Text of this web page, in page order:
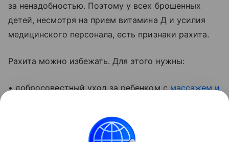
за ненадобностью. Поэтому у всех брошенных
детей, несмотря на прием витамина Д и усилия
медицинского персонала, есть признаки рахита.
Рахита можно избежать. Для этого нужны:
• добросовестный уход за ребенком смассажем и
• ежедневные прогулки;
• своевременное введение прикорма;